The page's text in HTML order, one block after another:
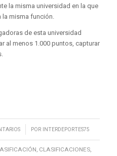
la misma universidad en la que
la misma función.
de esta universidad
al menos 1.000 puntos, capturar
POR INTERDEPORTES75
, CLASIFICACIONES,